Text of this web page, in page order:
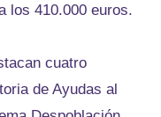
los 410.000 euros.
cuatro
de Ayudas al